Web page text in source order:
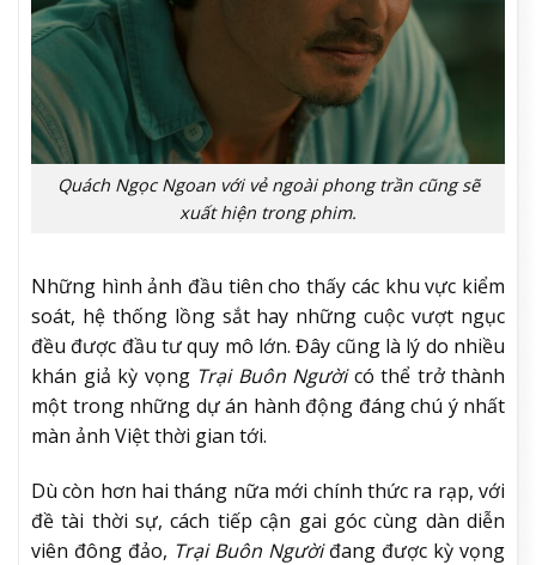
Quách Ngọc Ngoan với vẻ ngoài phong trần cũng sẽ
xuất hiện trong phim.
Những hình ảnh đầu tiên cho thấy các khu vực kiểm
soát, hệ thống lồng sắt hay những cuộc vượt ngục
đều được đầu tư quy mô lớn. Đây cũng là lý do nhiều
khán giả kỳ vọng Trại Buôn Ngườicó thể trở thành
một trong những dự án hành động đáng chú ý nhất
màn ảnh Việt thời gian tới.
Dù còn hơn hai tháng nữa mới chính thức ra rạp, với
đề tài thời sự, cách tiếp cận gai góc cùng dàn diễn
viên đông đảo, Trại Buôn Ngườiđang được kỳ vọng